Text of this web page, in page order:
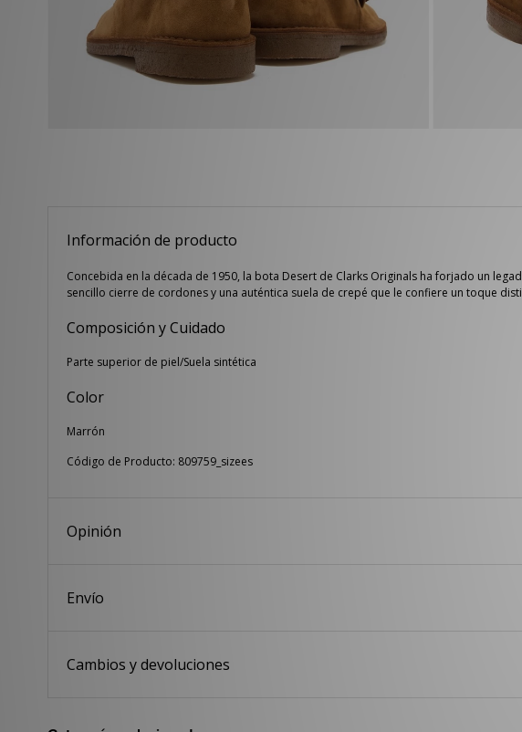
Información de producto
Concebida en la década de 1950, la bota Desert de Clarks Originals ha forjado un
sencillo cierre de cordones y una auténtica suela de crepé que le confiere un toque
Composición y Cuidado
Parte superior de piel/Suela sintética
Color
Marrón
Código de Producto: 809759_sizees
Opinión
Envío
Cambios y devoluciones